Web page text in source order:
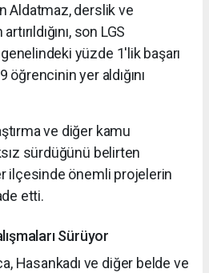
Aldatmaz, derslik ve
son LGS
yüzde 1'lik başarı
öğrencinin yer aldığını
ve diğer kamu
sürdüğünü belirten
ilçesinde önemli projelerin
etti.
Sürüyor
Hasankadı ve diğer belde ve